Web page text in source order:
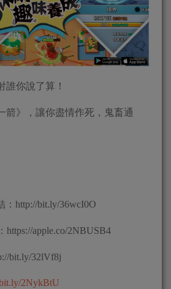
你說了算！
》，讓你盡情作死，鬼畜通
：http://bit.ly/36wcI0O
https://apple.co/2NBUSB4
bit.ly/32lVf8j
2NykBtU